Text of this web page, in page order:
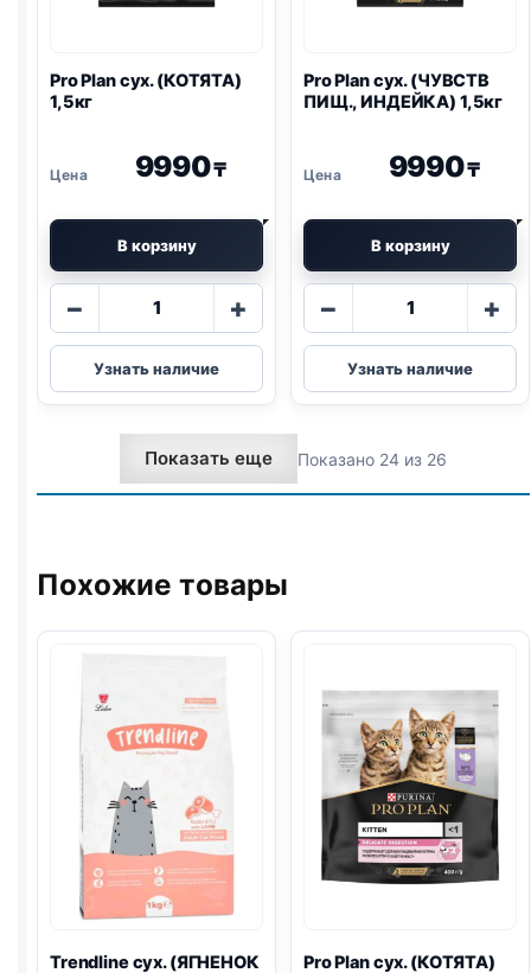
Pro Planсух. (КОТЯТА)
1,5кг
9990₸
В корзину
−
Количество
Pro
Plan
сух.
(КОТЯТА)
1,5кг
+
Узнать наличие
Pro Planсух. (ЧУВСТВ
ПИЩ., ИНДЕЙКА) 1,5кг
9990₸
В корзину
−
Количество
Pro
Plan
сух.
ПИЩ.,
ИНДЕЙКА)
+
Узнать наличие
Показать еще Показано 24 из 26
Похожие товары
Trendline сух. (ЯГНЕНОК
Pro Planсух. (КОТЯТА)